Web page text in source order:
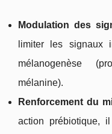
Modulation des
limiter les signaux
mélanogenèse
mélanine).
Renforcement du
action prébiotique,